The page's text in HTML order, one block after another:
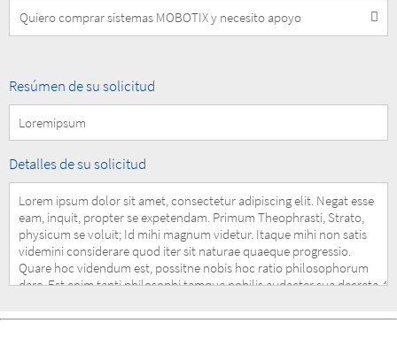
help
you?
Summary
Request
Resúmen de su solicitud
Details
Request
Detalles de su solicitud